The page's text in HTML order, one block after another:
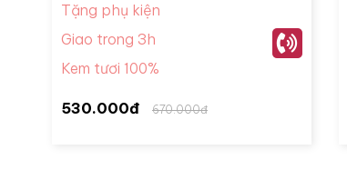
Tặng phụ kiện
Giao trong 3h
Kem tươi 100%
530.000đ 670.000đ